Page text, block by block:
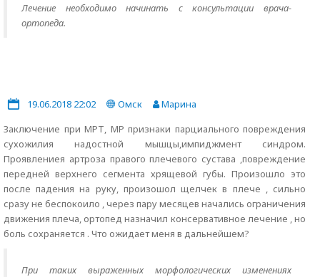
Лечение необходимо начинать с консультации врача-
ортопеда.
19.06.2018 22:02 Омск
Марина
Заключение при МРТ, МР признаки парциального повреждения
сухожилия надостной мышцы,импиджмент синдром.
Проявлениея артроза правого плечевого сустава ,повреждение
передней верхнего сегмента хрящевой губы. Произошло это
после падения на руку, произошол щелчек в плече , сильно
сразу не беспокоило , через пару месяцев начались ограничения
движения плеча, ортопед назначил консервативное лечение , но
боль сохраняется . Что ожидает меня в дальнейшем?
При таких выраженных морфологических изменениях